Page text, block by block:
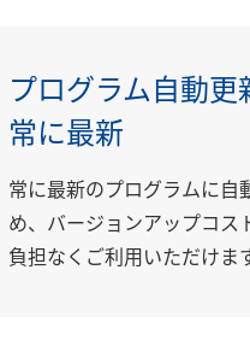
プログラム自動更
常に最新
常に最新のプログラムに自
め、バージョンアップコス
負担なくご利用いただけま